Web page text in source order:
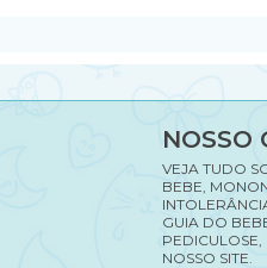
NOSSO
VEJA TUDO
BEBE,
GUIA DO
PEDICULOSE,
NOSSO SITE.